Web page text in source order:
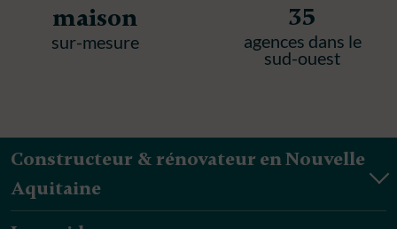
maison
sur-mesure
35
agences dans le
sud-ouest
Constructeur & rénovateur en Nouvelle
Aquitaine